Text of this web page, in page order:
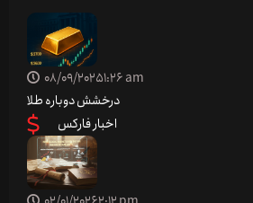
08/09/20251:26 am
درخشش دوباره طلا
اخبار فارکس